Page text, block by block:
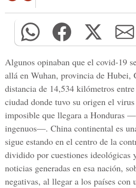
Algunos opinaban que el covid-19
allá en Wuhan, provincia de Hubei,
distancia de 14,534 kilómetros
ciudad donde tuvo su origen el
imposible que llegara a Honduras
ingenuos—. China continental es
sigue estando en el centro de la
dividido por cuestiones ideológicas
noticias generadas en esa nación,
negativas, al llegar a los países con